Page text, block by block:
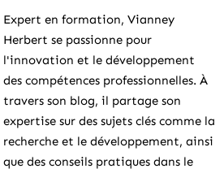
Expert en formation, Vianney
Herbert se passionne pour
l'innovation et le développement
des compétences professionnelles. À
travers son blog, il partage son
expertise sur des sujets clés comme la
recherche et le développement, ainsi
que des conseils pratiques dans le